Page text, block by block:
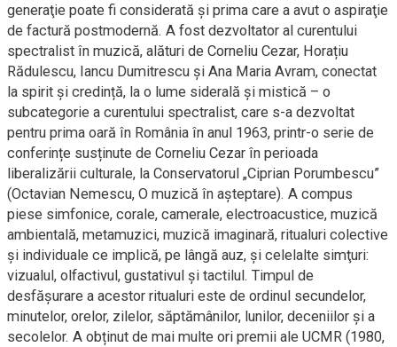
generaţie poate fi considerată şi prima care a avut o aspiraţie
de factură postmodernă. A fost dezvoltator al curentului
spectralist în muzică, alături de Corneliu Cezar, Horațiu
Rădulescu, Iancu Dumitrescu și Ana Maria Avram, conectat
la spirit și credință, la o lume siderală și mistică – o
subcategorie a curentului spectralist, care s-a dezvoltat
pentru prima oară în România în anul 1963, printr-o serie de
conferințe susținute de Corneliu Cezar în perioada
liberalizării culturale, la Conservatorul „Ciprian Porumbescu”
(Octavian Nemescu, O muzică în așteptare). A compus
piese simfonice, corale, camerale, electroacustice, muzică
ambientală, metamuzici, muzică imaginară, ritualuri colective
şi individuale ce implică, pe lângă auz, şi celelalte simţuri:
vizualul, olfactivul, gustativul şi tactilul. Timpul de
desfăşurare a acestor ritualuri este de ordinul secundelor,
minutelor, orelor, zilelor, săptămânilor, lunilor, deceniilor şi a
secolelor. A obținut de mai multe ori premii ale UCMR (1980,